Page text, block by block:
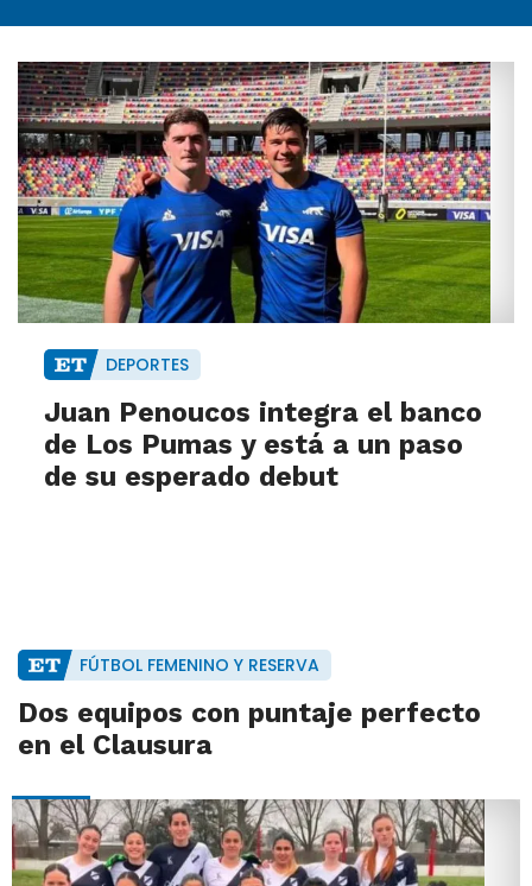
DEPORTES
Juan Penoucos integra el banco
de Los Pumas y está a un paso
de su esperado debut
FÚTBOL FEMENINO Y RESERVA
Dos equipos con puntaje perfecto
en el Clausura